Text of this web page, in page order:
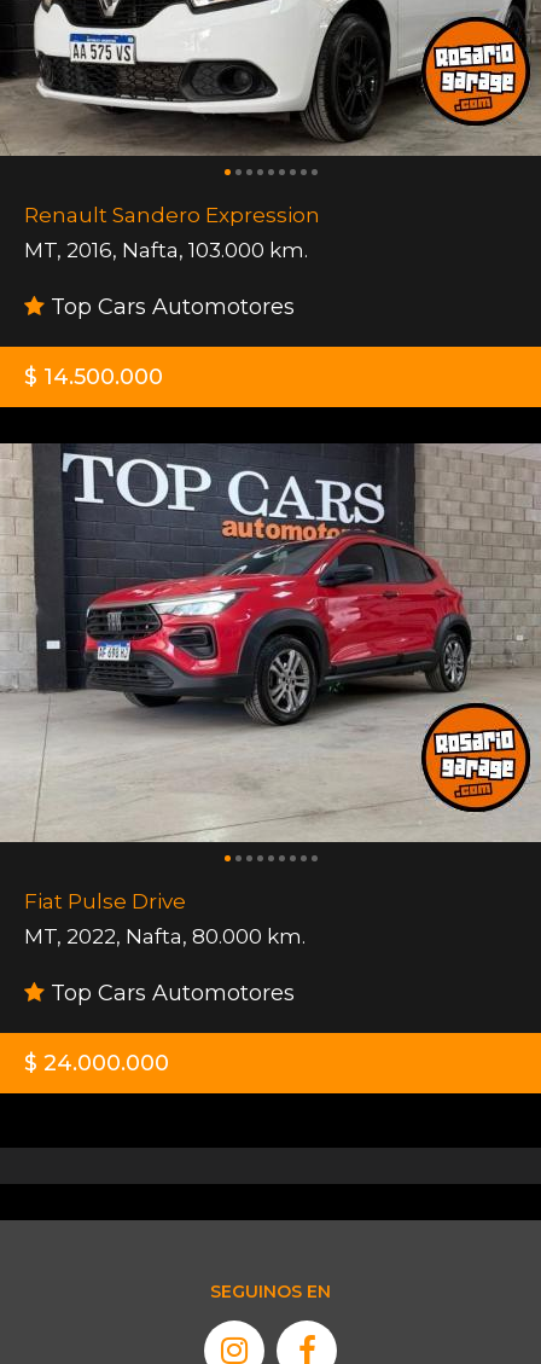
Renault Sandero Expression
MT, 2016, Nafta, 103.000 km.
Top Cars Automotores
$ 14.500.000
Fiat Pulse Drive
MT, 2022, Nafta, 80.000 km.
Top Cars Automotores
$ 24.000.000
SEGUINOS EN